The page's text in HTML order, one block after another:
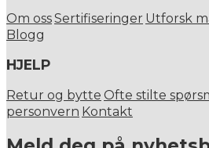
Om ossSertifiseringer Utforsk
Blogg
HJELP
Retur og bytte Ofte stilte
personvern Kontakt